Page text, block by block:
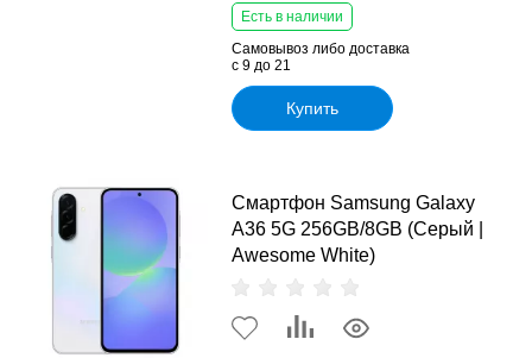
Есть в наличии
Самовывоз либо доставка
с 9 до 21
Купить
Смартфон Samsung Galaxy
A36 5G 256GB/8GB (Серый |
Awesome White)